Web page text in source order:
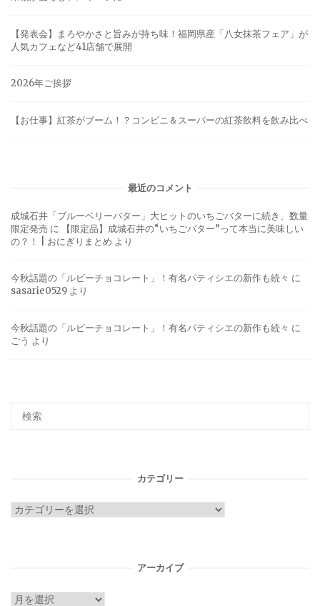
【発表会】まろやかさと旨みが持ち味！福岡県産「八女抹茶フェア」が
人気カフェなど41店舗で展開
2026年ご挨拶
【お仕事】紅茶がブーム！？コンビニ＆スーパーの紅茶飲料を飲み比べ
最近のコメント
成城石井「ブルーベリーバター」大ヒットのいちごバターに続き、数量
限定発売 に
【限定品】成城石井の“いちごバター”って本当に美味しい
の？！ | おにぎりまとめ より
今秋話題の「ルビーチョコレート」！有名パティシエの新作も続々 に
sasarie0529 より
今秋話題の「ルビーチョコレート」！有名パティシエの新作も続々 に
ごう より
カテゴリー
カ
アーカイブ
ア